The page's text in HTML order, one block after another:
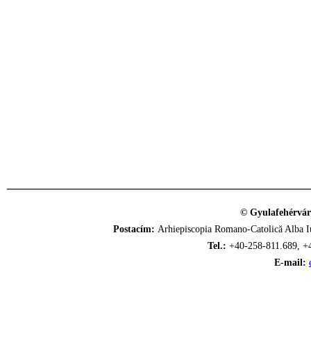
©
Postacím: Arhiepiscopia Romano-Catolică
Tel.: +40-258-811.689,
E-mail: